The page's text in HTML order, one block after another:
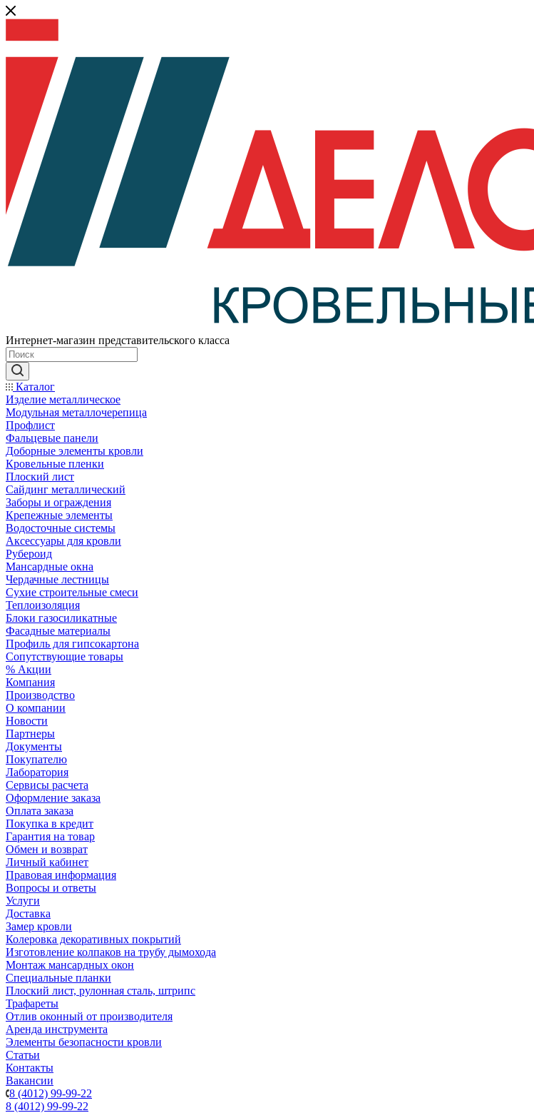
Интернет-магазин представительского класса
Каталог
Изделие металлическое
Модульная металлочерепица
Профлист
Фальцевые панели
Доборные элементы кровли
Кровельные пленки
Плоский лист
Сайдинг металлический
Заборы и ограждения
Крепежные элементы
Водосточные системы
Аксессуары для кровли
Рубероид
Мансардные окна
Чердачные лестницы
Сухие строительные смеси
Теплоизоляция
Блоки газосиликатные
Фасадные материалы
Профиль для гипсокартона
Сопутствующие товары
% Акции
Компания
Производство
О компании
Новости
Партнеры
Документы
Покупателю
Лаборатория
Сервисы расчета
Оформление заказа
Оплата заказа
Покупка в кредит
Гарантия на товар
Обмен и возврат
Личный кабинет
Правовая информация
Вопросы и ответы
Услуги
Доставка
Замер кровли
Колеровка декоративных покрытий
Изготовление колпаков на трубу дымохода
Монтаж мансардных окон
Специальные планки
Плоский лист, рулонная сталь, штрипс
Трафареты
Отлив оконный от производителя
Аренда инструмента
Элементы безопасности кровли
Статьи
Контакты
Вакансии
8 (4012) 99-99-22
8 (4012) 99-99-22